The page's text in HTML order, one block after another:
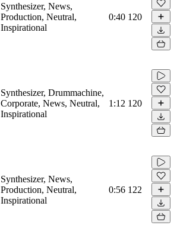
Synthesizer, News,
Production, Neutral,
Inspirational
0:40 120
Synthesizer, Drummachine,
Corporate, News, Neutral,
Inspirational
1:12 120
Synthesizer, News,
Production, Neutral,
Inspirational
0:56 122